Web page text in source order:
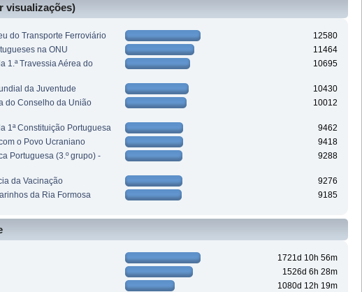
visualizações)
do Transporte Ferroviário
12580
na ONU
11464
1.ª Travessia Aérea do
10695
da Juventude
10430
do Conselho da União
10012
1ª Constituição Portuguesa
9462
o Povo Ucraniano
9418
Portuguesa (3.º grupo) -
9288
da Vacinação
9276
da Ria Formosa
9185
1721d 10h 56m
1526d 6h 28m
1080d 12h 19m